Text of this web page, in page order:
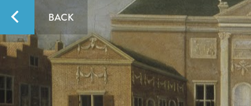
BACK